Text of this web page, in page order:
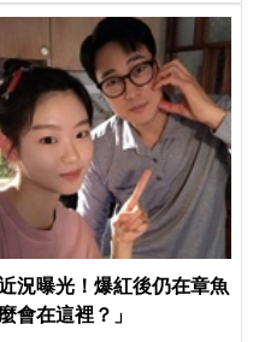
況曝光！爆紅後仍在章魚
會在這裡？」